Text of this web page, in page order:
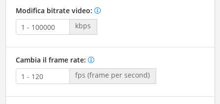
Modifica bitrate video:
kbps
Cambia il frame rate:
fps (frame per second)